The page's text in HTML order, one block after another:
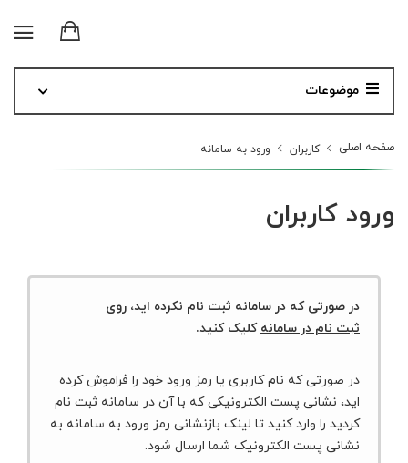
موضوعات
صفحه اصلی کاربران ورود به سامانه
ورود کاربران
در صورتی که در سامانه ثبت نام نکرده اید، روی
ثبت نام در سامانهکلیک کنید.
در صورتی که نام کاربری یا رمز ورود خود را فراموش کرده
اید، نشانی پست الکترونیکی که با آن در سامانه ثبت نام
کردید را وارد کنید تا لینک بازنشانی رمز ورود به سامانه به
نشانی پست الکترونیک شما ارسال شود.